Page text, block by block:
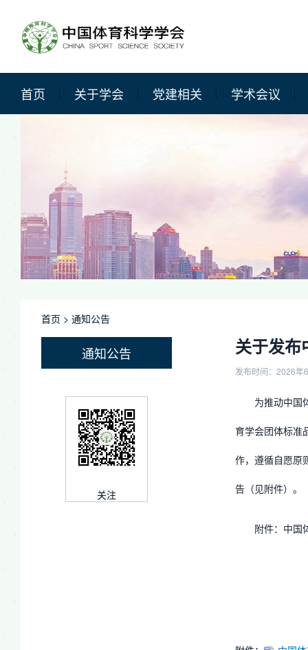
首页 关于学会 党建相关 学术会议
首页 > 通知公告
通知公告
关注
关于发布
发布时间：2026年
为推动中国
育学会团体标准
作，遵循自愿原
告（见附件）。
附件：中国